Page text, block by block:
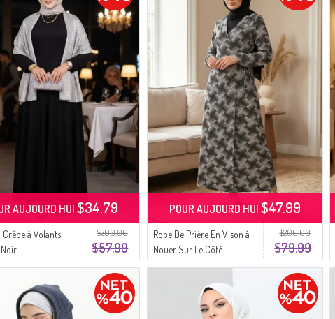
$200.00
$57.99
Crêpe à Volants
AUJOURD HUI$34.79
$200.00
$79.99
Robe De Prière En Vison à
Nouer Sur Le Côté
994483A-01 Noir Et Blanc
POUR AUJOURD HUI $47.99